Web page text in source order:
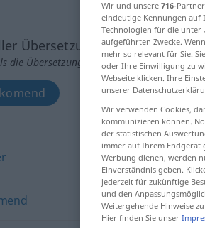
Übersetzungen
die Übersetzung anklicken/antippen)
Wir und unsere 716-
eindeutige Kennungen auf
Technologien für die unter
aufgeführten Zwecke.
mehr so relevant für Sie.
oder Ihre Einwilligung zu
Webseite klicken. Ihre
unserer
Wir verwenden Cookies,
kommunizieren können.
der statistischen
immer auf Ihrem Endgerät
Werbung dienen, werden
Einverständnis geben.
jederzeit für zukünftige
und den
Weitergehende Hinweise
Hier finden Sie unser